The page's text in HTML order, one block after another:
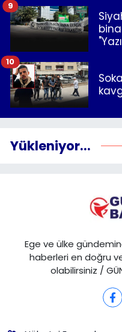
9
10
Yükleniyor...
Ege ve ülke
haberleri en doğru
olabilirsiniz /